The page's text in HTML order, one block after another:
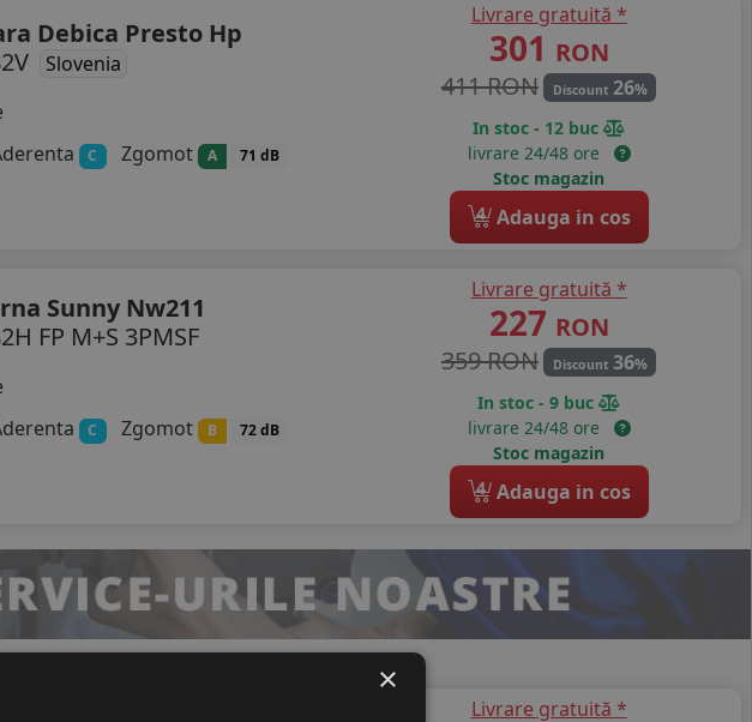
Debica Presto Hp
Slovenia
C Zgomot A 71 dB
Livrare gratuită *
301 RON
411 RON
Discount 26%
In stoc - 12 buc
livrare 24/48 ore
Stoc magazin
4 Adauga in cos
Sunny Nw211
FP M+S 3PMSF
C Zgomot B 72 dB
Livrare gratuită *
227 RON
359 RON
Discount 36%
In stoc - 9 buc
livrare 24/48 ore
Stoc magazin
4 Adauga in cos
Livrare gratuită *
×